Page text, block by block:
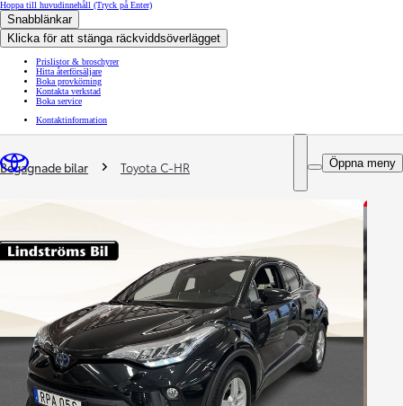
Hoppa till huvudinnehåll (Tryck på Enter)
Snabblänkar
Klicka för att stänga räckviddsöverlägget
Prislistor & broschyrer
Hitta återförsäljare
Boka provkörning
Kontakta verkstad
Boka service
Kontaktinformation
Öppna meny
You are here
Begagnade bilar Toyota C-HR